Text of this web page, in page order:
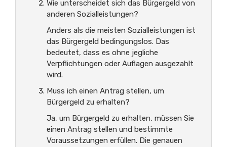
Wie unterscheidet sich das Bürgergeld von
anderen Sozialleistungen?
Anders als die meisten Sozialleistungen ist
das Bürgergeld bedingungslos. Das
bedeutet, dass es ohne jegliche
Verpflichtungen oder Auflagen ausgezahlt
wird.
Muss ich einen Antrag stellen, um
Bürgergeld zu erhalten?
Ja, um Bürgergeld zu erhalten, müssen Sie
einen Antrag stellen und bestimmte
Voraussetzungen erfüllen. Die genauen